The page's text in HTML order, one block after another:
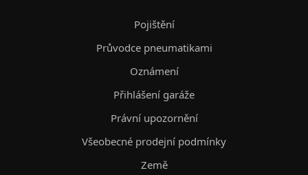
Pojištění
Průvodce pneumatikami
Oznámení
Přihlášení garáže
Právní upozornění
Všeobecné prodejní podmínky
Země